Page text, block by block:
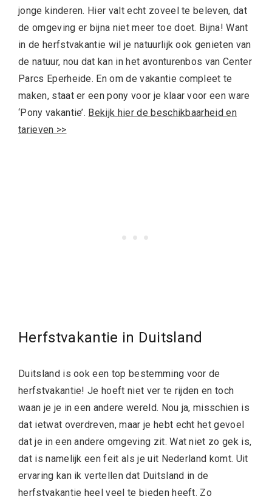
jonge kinderen. Hier valt echt zoveel te beleven, dat
de omgeving er bijna niet meer toe doet. Bijna! Want
in de herfstvakantie wil je natuurlijk ook genieten van
de natuur, nou dat kan in het avonturenbos van Center
Parcs Eperheide. En om de vakantie compleet te
maken, staat er een pony voor je klaar voor een ware
‘Pony vakantie’. Bekijk hier de beschikbaarheid en
tarieven >>
Herfstvakantie in Duitsland
Duitsland is ook een top bestemming voor de
herfstvakantie! Je hoeft niet ver te rijden en toch
waan je je in een andere wereld. Nou ja, misschien is
dat ietwat overdreven, maar je hebt echt het gevoel
dat je in een andere omgeving zit. Wat niet zo gek is,
dat is namelijk een feit als je uit Nederland komt. Uit
ervaring kan ik vertellen dat Duitsland in de
herfstvakantie heel veel te bieden heeft. Zo